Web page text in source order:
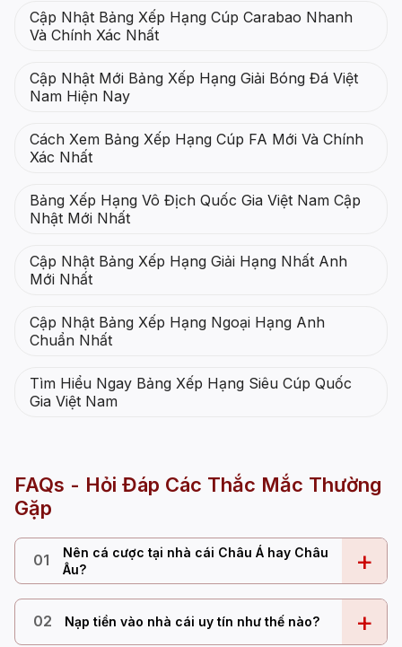
Cập Nhật Bảng Xếp Hạng Cúp Carabao Nhanh
Và Chính Xác Nhất
Cập Nhật Mới Bảng Xếp Hạng Giải Bóng Đá Việt
Nam Hiện Nay
Cách Xem Bảng Xếp Hạng Cúp FA Mới Và Chính
Xác Nhất
Bảng Xếp Hạng Vô Địch Quốc Gia Việt Nam Cập
Nhật Mới Nhất
Cập Nhật Bảng Xếp Hạng Giải Hạng Nhất Anh
Mới Nhất
Cập Nhật Bảng Xếp Hạng Ngoại Hạng Anh
Chuẩn Nhất
Tìm Hiểu Ngay Bảng Xếp Hạng Siêu Cúp Quốc
Gia Việt Nam
FAQs - Hỏi Đáp Các Thắc Mắc Thường
Gặp
01
Nên cá cược tại nhà cái Châu Á hay Châu
Âu?
+
02 Nạp tiền vào nhà cái uy tín như thế nào? +